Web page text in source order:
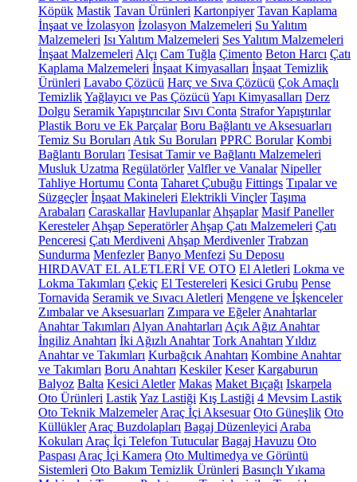
Köpük Mastik Tavan Ürünleri Kartonpiyer Tavan Kaplama
İnşaat ve İzolasyon İzolasyon Malzemeleri Su Yalıtım
Malzemeleri Isı Yalıtım Malzemeleri Ses Yalıtım Malzemeleri
İnşaat Malzemeleri Alçı Cam Tuğla Çimento Beton Harcı Çatı
Kaplama Malzemeleri İnşaat Kimyasalları İnşaat Temizlik
Ürünleri Lavabo Çözücü Harç ve Sıva Çözücü Çok Amaçlı
TemizlikYağlayıcı ve Pas Çözücü Yapı Kimyasalları Derz
Dolgu Seramik Yapıştırıcılar Sıvı Conta Strafor Yapıştırılar
Plastik Boru ve Ek Parçalar Boru Bağlantı ve Aksesuarları
Temiz Su Boruları Atık Su Boruları PPRC Borular Kombi
Bağlantı Boruları Tesisat Tamir ve Bağlantı Malzemeleri
Musluk Uzatma Regülatörler Valfler ve Vanalar Nipeller
Tahliye Hortumu Conta Taharet Çubuğu Fittings Tıpalar ve
Süzgeçler İnşaat Makineleri Elektrikli Vinçler Taşıma
Arabaları Caraskallar Havlupanlar Ahşaplar Masif Paneller
Keresteler Ahşap Seperatörler Ahşap Çatı Malzemeleri Çatı
Penceresi Çatı Merdiveni Ahşap Merdivenler Trabzan
Sundurma Menfezler Banyo Menfezi Su Deposu
HIRDAVAT EL ALETLERİ VE OTO El Aletleri Lokma ve
Lokma Takımları Çekiç El Testereleri Kesici Grubu Pense
Tornavida Seramik ve Sıvacı Aletleri Mengene ve İşkenceler
Zımbalar ve Aksesuarları Zımpara ve Eğeler Anahtarlar
Anahtar Takımları Alyan Anahtarları Açık Ağız Anahtar
İngiliz Anahtarı İki Ağızlı Anahtar Tork Anahtarı Yıldız
Anahtar ve Takımları Kurbağcık Anahtarı Kombine Anahtar
ve Takımları Boru Anahtarı Keskiler Keser Kargaburun
Balyoz Balta Kesici Aletler Makas Maket Bıçağı Iskarpela
Oto Ürünleri LastikYaz Lastiği Kış Lastiği 4 Mevsim Lastik
Oto Teknik Malzemeler Araç İçi Aksesuar Oto Güneşlik Oto
Küllükler Araç Buzdolapları Bagaj Düzenleyici Araba
Kokuları Araç İçi Telefon Tutucular Bagaj Havuzu Oto
Paspası Araç İçi Kamera Oto Multimedya ve Görüntü
Sistemleri Oto Bakım Temizlik Ürünleri Basınçlı Yıkama